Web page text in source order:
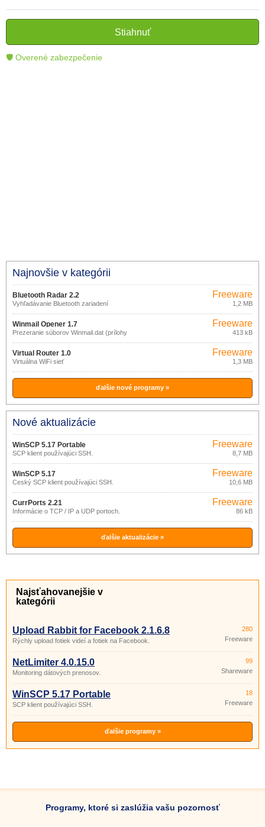
informatívnych textov, ktoré pomáhajú
čitateľom lepšie porozumieť a využiť moderné
technológie.
Stiahnuť
🛡 Overené zabezpečenie
Najnovšie v kategórii
Bluetooth Radar 2.2
Vyhľadávanie Bluetooth zariadení
Freeware
1,2 MB
Winmail Opener 1.7
Prezeranie súborov Winmail.dat (prílohy
Freeware
413 kB
Virtual Router 1.0
Virtuálna WiFi sieť
Freeware
1,3 MB
ďalšie nové programy »
Nové aktualizácie
WinSCP 5.17 Portable
SCP klient používajúci SSH.
Freeware
8,7 MB
WinSCP 5.17
Český SCP klient používajúci SSH.
Freeware
10,6 MB
CurrPorts 2.21
Informácie o TCP / IP a UDP portoch.
Freeware
86 kB
ďalšie aktualizácie »
Najsťahovanejšie v
kategórii
Upload Rabbit for Facebook 2.1.6.8
Rýchly upload fotiek videí a fotiek na Facebook.
280
Freeware
NetLimiter 4.0.15.0
Monitoring dátových prenosov.
99
Shareware
WinSCP 5.17 Portable
SCP klient používajúci SSH.
18
Freeware
ďalšie programy »
Programy, ktoré si zaslúžia vašu pozornosť